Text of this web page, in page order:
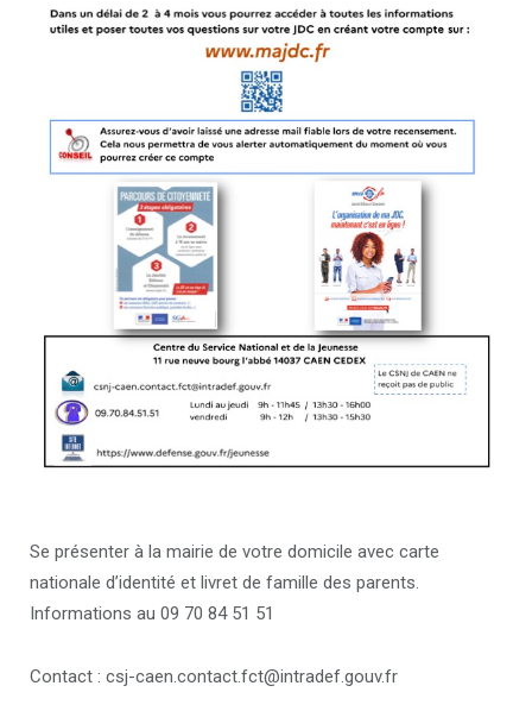
Se présenter à la mairie de votre domicile avec carte
nationale d’identité et livret de famille des parents.
Informations au 09 70 84 51 51
Contact : csj-caen.contact.fct@intradef.gouv.fr